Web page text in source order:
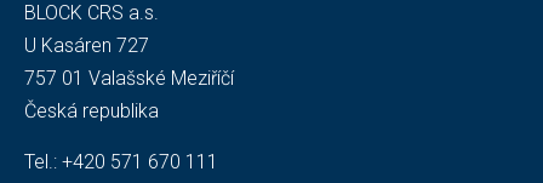
BLOCK CRS a.s.
U Kasáren 727
757 01 Valašské Meziříčí
Česká republika
Tel.: +420 571 670 111